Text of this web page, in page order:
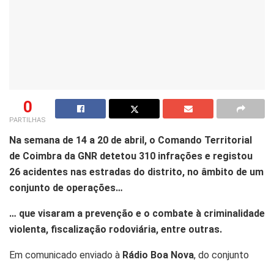
0
PARTILHAS
Na semana de 14 a 20 de abril, o Comando Territorial
de Coimbra da GNR detetou 310 infrações e registou
26 acidentes nas estradas do distrito, no âmbito de um
conjunto de operações…
… que visaram a prevenção e o combate à criminalidade
violenta, fiscalização rodoviária, entre outras.
Em comunicado enviado à Rádio Boa Nova, do conjunto